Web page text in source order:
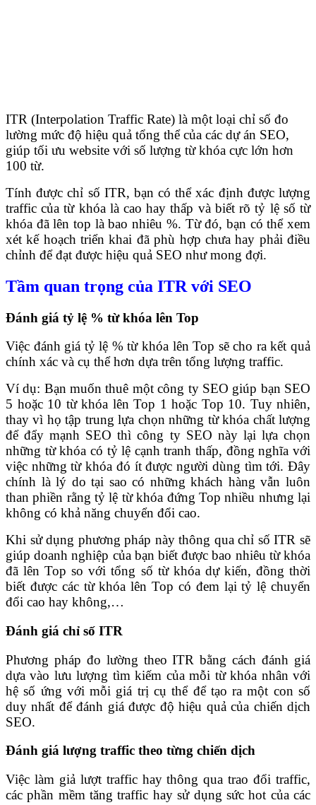
ITR (Interpolation Traffic Rate) là một loại chỉ số đo
lường mức độ hiệu quả tổng thể của các dự án SEO,
giúp tối ưu website với số lượng từ khóa cực lớn hơn
100 từ.
Tính được chỉ số ITR, bạn có thể xác định được lượng
traffic của từ khóa là cao hay thấp và biết rõ tỷ lệ số từ
khóa đã lên top là bao nhiêu %. Từ đó, bạn có thể xem
xét kế hoạch triển khai đã phù hợp chưa hay phải điều
chỉnh để đạt được hiệu quả SEO như mong đợi.
Tầm quan trọng của ITR với SEO
Đánh giá tỷ lệ % từ khóa lên Top
Việc đánh giá tỷ lệ % từ khóa lên Top sẽ cho ra kết quả
chính xác và cụ thể hơn dựa trên tổng lượng traffic.
Ví dụ: Bạn muốn thuê một công ty SEO giúp bạn SEO
5 hoặc 10 từ khóa lên Top 1 hoặc Top 10. Tuy nhiên,
thay vì họ tập trung lựa chọn những từ khóa chất lượng
để đẩy mạnh SEO thì công ty SEO này lại lựa chọn
những từ khóa có tỷ lệ cạnh tranh thấp, đồng nghĩa với
việc những từ khóa đó ít được người dùng tìm tới. Đây
chính là lý do tại sao có những khách hàng vẫn luôn
than phiền rằng tỷ lệ từ khóa đứng Top nhiều nhưng lại
không có khả năng chuyển đổi cao.
Khi sử dụng phương pháp này thông qua chỉ số ITR sẽ
giúp doanh nghiệp của bạn biết được bao nhiêu từ khóa
đã lên Top so với tổng số từ khóa dự kiến, đồng thời
biết được các từ khóa lên Top có đem lại tỷ lệ chuyển
đổi cao hay không,…
Đánh giá chỉ số ITR
Phương pháp đo lường theo ITR bằng cách đánh giá
dựa vào lưu lượng tìm kiếm của mỗi từ khóa nhân với
hệ số ứng với mỗi giá trị cụ thể để tạo ra một con số
duy nhất để đánh giá được độ hiệu quả của chiến dịch
SEO.
Đánh giá lượng traffic theo từng chiến dịch
Việc làm giả lượt traffic hay thông qua trao đổi traffic,
các phần mềm tăng traffic hay sử dụng sức hot của các